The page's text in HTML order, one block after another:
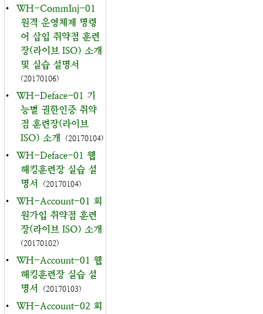
•
WH-CommInj-01
원격 운영체제 명령
어 삽입 취약점 훈련
장(라이브 ISO) 소개
및 실습 설명서
(20170106)
•
WH-Deface-01 기
능별 권한인증 취약
점 훈련장(라이브
ISO) 소개
(20170104)
•
WH-Deface-01 웹
해킹훈련장 실습 설
명서
(20170104)
•
WH-Account-01 회
원가입 취약점 훈련
장(라이브 ISO) 소개
(20170102)
•
WH-Account-01 웹
해킹훈련장 실습 설
명서
(20170103)
•
WH-Account-02 회